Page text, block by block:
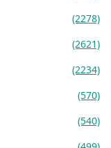
(2278)
(2621)
(2234)
(570)
(540)